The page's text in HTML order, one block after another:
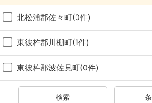
北松浦郡佐々町(0件)
東彼杵郡川棚町(1件)
東彼杵郡波佐見町(0件)
検索